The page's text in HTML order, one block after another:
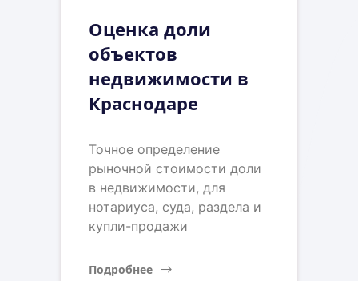
Оценка доли
объектов
недвижимости в
Краснодаре
Точное определение
рыночной стоимости доли
в недвижимости, для
нотариуса, суда, раздела и
купли-продажи
Подробнее